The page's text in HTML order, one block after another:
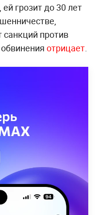
грозит до 30 лет
санкций против
отрицает.